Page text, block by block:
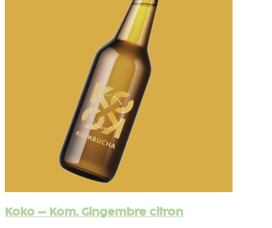
Koko – Kom. Gingembre citron